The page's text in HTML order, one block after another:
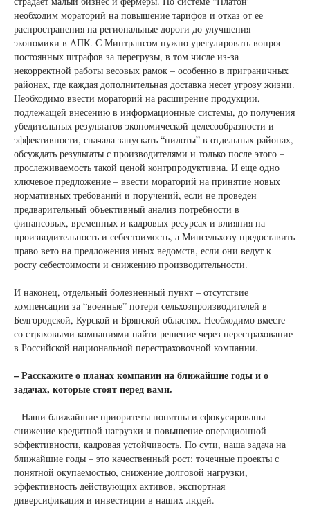
необходим мораторий на повышение тарифов и отказ от ее
распространения на региональные дороги до улучшения
экономики в АПК. С Минтрансом нужно урегулировать вопрос
постоянных штрафов за перегрузы, в том числе из-за
некорректной работы весовых рамок – особенно в приграничных
районах, где каждая дополнительная доставка несет угрозу жизни.
Необходимо ввести мораторий на расширение продукции,
подлежащей внесению в информационные системы, до получения
убедительных результатов экономической целесообразности и
эффективности, сначала запускать “пилоты” в отдельных районах,
обсуждать результаты с производителями и только после этого –
прослеживаемость такой ценой контрпродуктивна. И еще одно
ключевое предложение – ввести мораторий на принятие новых
нормативных требований и поручений, если не проведен
предварительный объективный анализ потребности в
финансовых, временных и кадровых ресурсах и влияния на
производительность и себестоимость, а Минсельхозу предоставить
право вето на предложения иных ведомств, если они ведут к
росту себестоимости и снижению производительности.
И наконец, отдельный болезненный пункт – отсутствие
компенсации за “военные” потери сельхозпроизводителей в
Белгородской, Курской и Брянской областях. Необходимо вместе
со страховыми компаниями найти решение через перестрахование
в Российской национальной перестраховочной компании.
– Расскажите о планах компании на ближайшие годы и о
задачах, которые стоят перед вами.
– Наши ближайшие приоритеты понятны и сфокусированы –
снижение кредитной нагрузки и повышение операционной
эффективности, кадровая устойчивость. По сути, наша задача на
ближайшие годы – это качественный рост: точечные проекты с
понятной окупаемостью, снижение долговой нагрузки,
эффективность действующих активов, экспортная
диверсификация и инвестиции в наших людей.